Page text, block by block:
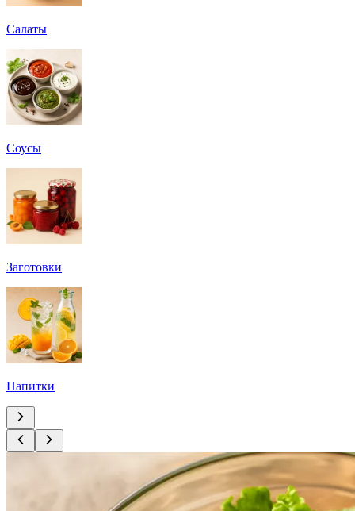
Салаты
Соусы
Заготовки
Напитки